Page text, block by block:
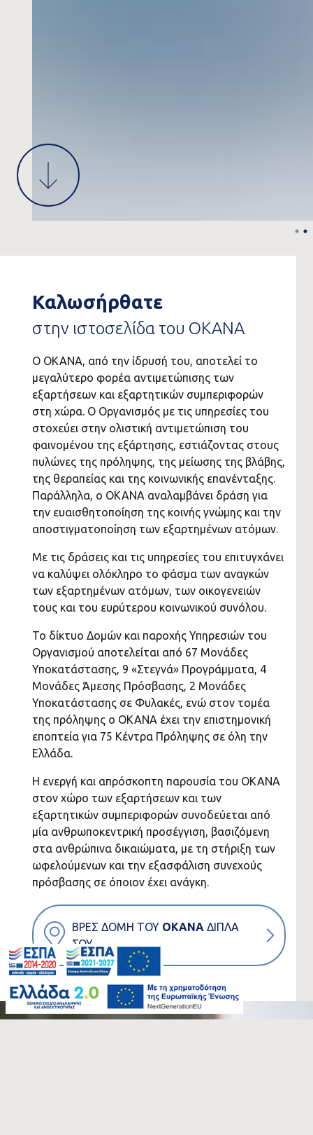
Καλωσήρθατε
στην ιστοσελίδα του ΟΚΑΝΑ
Ο ΟΚΑΝΑ, από την ίδρυσή του, αποτελεί το
μεγαλύτερο φορέα αντιμετώπισης των
εξαρτήσεων και εξαρτητικών συμπεριφορών
στη χώρα. Ο Οργανισμός με τις υπηρεσίες του
στοχεύει στην ολιστική αντιμετώπιση του
φαινομένου της εξάρτησης, εστιάζοντας στους
πυλώνες της πρόληψης, της μείωσης της βλάβης,
της θεραπείας και της κοινωνικής επανένταξης.
Παράλληλα, ο ΟΚΑΝΑ αναλαμβάνει δράση για
την ευαισθητοποίηση της κοινής γνώμης και την
αποστιγματοποίηση των εξαρτημένων ατόμων.
Με τις δράσεις και τις υπηρεσίες του επιτυγχάνει
να καλύψει ολόκληρο το φάσμα των αναγκών
των εξαρτημένων ατόμων, των οικογενειών
τους και του ευρύτερου κοινωνικού συνόλου.
Το δίκτυο Δομών και παροχής Υπηρεσιών του
Οργανισμού αποτελείται από 67 Μονάδες
Υποκατάστασης, 9 «Στεγνά» Προγράμματα, 4
Μονάδες Άμεσης Πρόσβασης, 2 Μονάδες
Υποκατάστασης σε Φυλακές, ενώ στον τομέα
της πρόληψης ο ΟΚΑΝΑ έχει την επιστημονική
εποπτεία για 75 Κέντρα Πρόληψης σε όλη την
Ελλάδα.
Η ενεργή και απρόσκοπτη παρουσία του ΟΚΑΝΑ
στον χώρο των εξαρτήσεων και των
εξαρτητικών συμπεριφορών συνοδεύεται από
μία ανθρωποκεντρική προσέγγιση, βασιζόμενη
στα ανθρώπινα δικαιώματα, με τη στήριξη των
ωφελούμενων και την εξασφάλιση συνεχούς
πρόσβασης σε όποιον έχει ανάγκη.
ΒΡΕΣ ΔΟΜΗ ΤΟΥ ΟΚΑΝΑ ΔΙΠΛΑ
ΣΟΥ